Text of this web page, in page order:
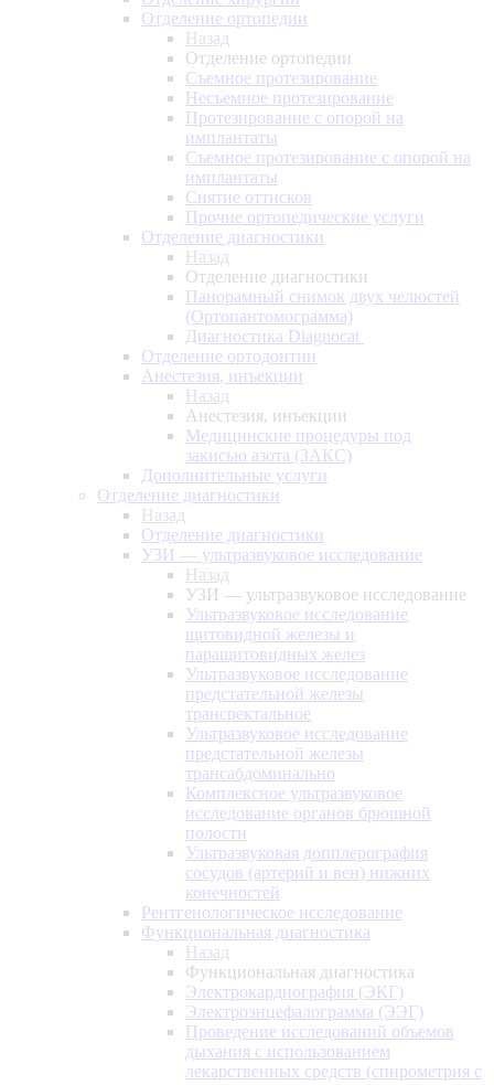
Отделение ортопедии
Назад
Отделение ортопедии
Съемное протезирование
Несъемное протезирование
Протезирование с опорой на
имплантаты
Съемное протезирование с опорой на
имплантаты
Снятие оттисков
Прочие ортопедические услуги
Отделение диагностики
Назад
Отделение диагностики
Панорамный снимок двух челюстей
(Ортопантомограмма)
Диагностика Diagnocat
Отделение ортодонтии
Анестезия, инъекции
Назад
Анестезия, инъекции
Медицинские процедуры под
закисью азота (ЗАКС)
Дополнительные услуги
Отделение диагностики
Назад
Отделение диагностики
УЗИ — ультразвуковое исследование
Назад
УЗИ — ультразвуковое исследование
Ультразвуковое исследование
щитовидной железы и
паращитовидных желез
Ультразвуковое исследование
предстательной железы
трансректальное
Ультразвуковое исследование
предстательной железы
трансабдоминально
Комплексное ультразвуковое
исследование органов брюшной
полости
Ультразвуковая допплерография
сосудов (артерий и вен) нижних
конечностей
Рентгенологическое исследование
Функциональная диагностика
Назад
Функциональная диагностика
Электрокардиография (ЭКГ)
Электроэнцефалограмма (ЭЭГ)
Проведение исследований объемов
дыхания с использованием
лекарственных средств (спирометрия с